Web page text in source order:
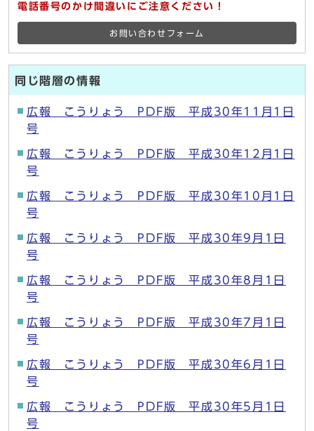
電話番号のかけ間違いにご注意ください！
お問い合わせフォーム
同じ階層の情報
広報 こうりょう PDF版 平成30年11月1日
号
広報 こうりょう PDF版 平成30年12月1日
号
広報 こうりょう PDF版 平成30年10月1日
号
広報 こうりょう PDF版 平成30年9月1日
号
広報 こうりょう PDF版 平成30年8月1日
号
広報 こうりょう PDF版 平成30年7月1日
号
広報 こうりょう PDF版 平成30年6月1日
号
広報 こうりょう PDF版 平成30年5月1日
号